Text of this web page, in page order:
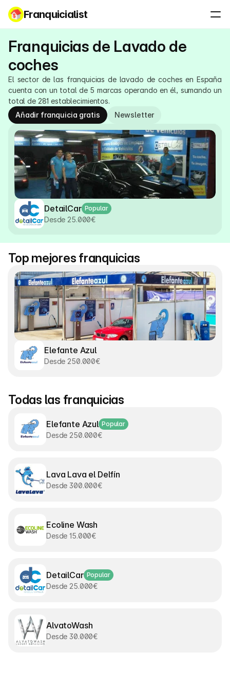
Franquicialist
Franquicias de Lavado de
coches
​El sector de las franquicias de lavado de coches en España
cuenta con un total de 5 marcas operando en él, sumando un
total de 281 establecimientos.
Añadir franquicia gratis
Newsletter
DetailCar Popular
Desde 25.000€
Top mejores franquicias
Elefante Azul
Desde 250.000€
Todas las franquicias
Elefante Azul Popular
Desde 250.000€
Lava Lava el Delfín
Desde 300.000€
Ecoline Wash
Desde 15.000€
DetailCar Popular
Desde 25.000€
AlvatoWash
Desde 30.000€